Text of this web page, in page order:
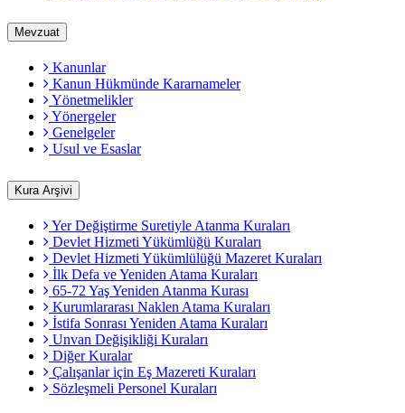
Mevzuat
Kanunlar
Kanun Hükmünde Kararnameler
Yönetmelikler
Yönergeler
Genelgeler
Usul ve Esaslar
Kura Arşivi
Yer Değiştirme Suretiyle Atanma Kuraları
Devlet Hizmeti Yükümlüğü Kuraları
Devlet Hizmeti Yükümlülüğü Mazeret Kuraları
İlk Defa ve Yeniden Atama Kuraları
65-72 Yaş Yeniden Atanma Kurası
Kurumlararası Naklen Atama Kuraları
İstifa Sonrası Yeniden Atama Kuraları
Unvan Değişikliği Kuraları
Diğer Kuralar
Çalışanlar için Eş Mazereti Kuraları
Sözleşmeli Personel Kuraları